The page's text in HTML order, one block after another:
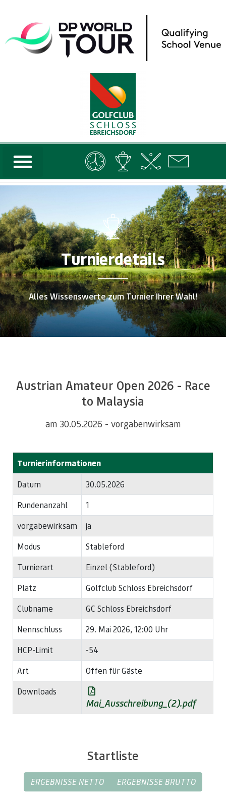
Turnierdetails
Alles Wissenswerte zum Turnier Ihrer Wahl!
Austrian Amateur Open 2026 - Race
to Malaysia
am 30.05.2026 - vorgabenwirksam
Turnierinformationen
Datum
30.05.2026
Rundenanzahl
1
vorgabewirksam
ja
Modus
Stableford
Turnierart
Einzel (Stableford)
Platz
Golfclub Schloss Ebreichsdorf
Clubname
GC Schloss Ebreichsdorf
Nennschluss
29. Mai 2026, 12:00 Uhr
HCP-Limit
-54
Art
Offen für Gäste
Downloads
Mai_Ausschreibung_(2).pdf
Startliste
ERGEBNISSE NETTO ERGEBNISSE BRUTTO